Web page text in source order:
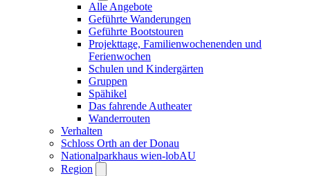
Alle Angebote
Geführte Wanderungen
Geführte Bootstouren
Projekttage, Familienwochenenden und
Ferienwochen
Schulen und Kindergärten
Gruppen
Spähikel
Das fahrende Autheater
Wanderrouten
Verhalten
Schloss Orth an der Donau
Nationalparkhaus wien-lobAU
Region